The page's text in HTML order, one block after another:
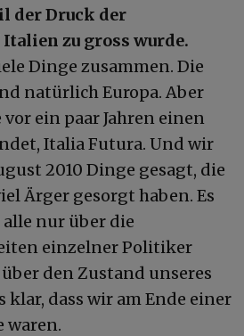
der Druck der
zu gross wurde.
Dinge zusammen. Die
natürlich Europa. Aber
ein paar Jahren einen
Italia Futura. Und wir
2010 Dinge gesagt, die
Ärger gesorgt haben. Es
nur über die
einzelner Politiker
den Zustand unseres
klar, dass wir am Ende einer
waren.